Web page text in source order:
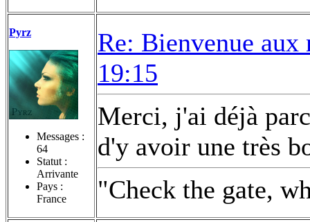
Pyrz
Messages :
64
Statut :
Arrivante
Pays :
France
Re: Bienvenue
19:15
Merci, j'ai déjà
d'y avoir une très
"Check the gate,